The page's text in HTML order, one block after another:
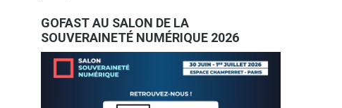
GOFAST AU SALON DE LA
SOUVERAINETÉ NUMÉRIQUE 2026